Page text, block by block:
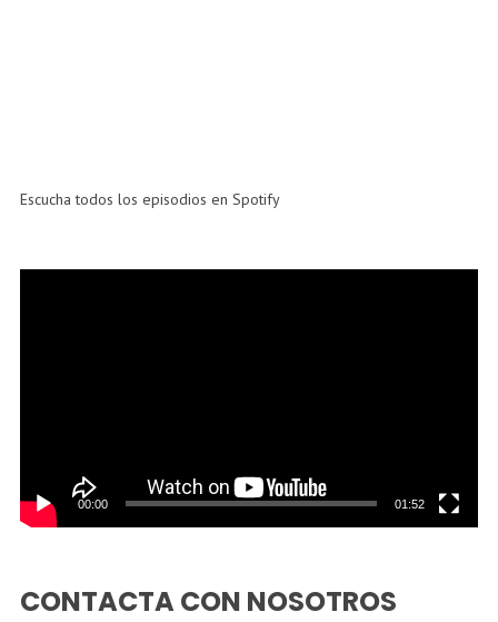
Escucha todos los episodios en Spotify
00:00 01:52
CONTACTA CON NOSOTROS